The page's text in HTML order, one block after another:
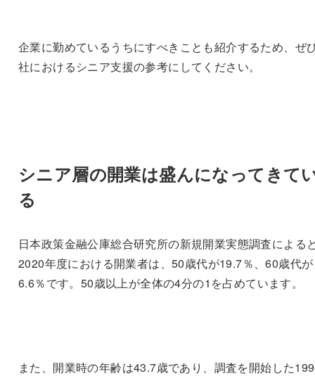
企業に勤めているうちにすべきことも紹介するため、ぜ
社におけるシニア支援の参考にしてください。
シニア層の開業は盛んになってきて
る
日本政策金融公庫総合研究所の新規開業実態調査による
2020年度における開業者は、50歳代が19.7％、60歳代が
6.6％です。50歳以上が全体の4分の1を占めています。
また、開業時の年齢は43.7歳であり、調査を開始した